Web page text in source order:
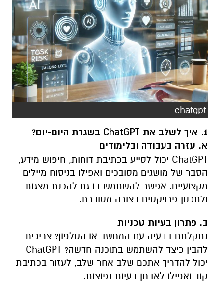
chatgpt
1. איך לשלב את ChatGPT בשגרת היום-יום?
א. עזרה בעבודה ובלימודים
ChatGPT יכול לסייע בכתיבת דוחות, חיפוש מידע,
הסבר של מושגים מסובכים ואפילו בניסוח מיילים
מקצועיים. אפשר להשתמש בו גם להכנת מצגות
ולתכנון פרויקטים בצורה מסודרת.
ב. פתרון בעיות טכניות
נתקלתם בבעיה עם המחשב או הטלפון? צריכים
להבין כיצד להשתמש בתוכנה חדשה? ChatGPT
יכול להדריך אתכם שלב אחר שלב, לעזור בכתיבת
קוד ואפילו לאבחן בעיות נפוצות.